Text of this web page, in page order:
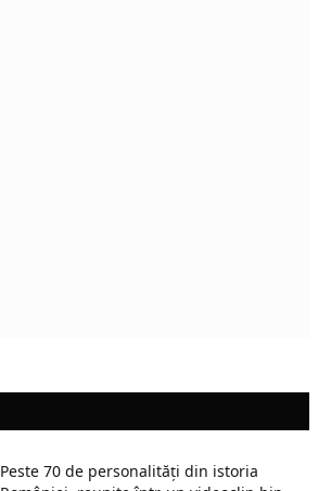
Peste 70 de personalități din istoria